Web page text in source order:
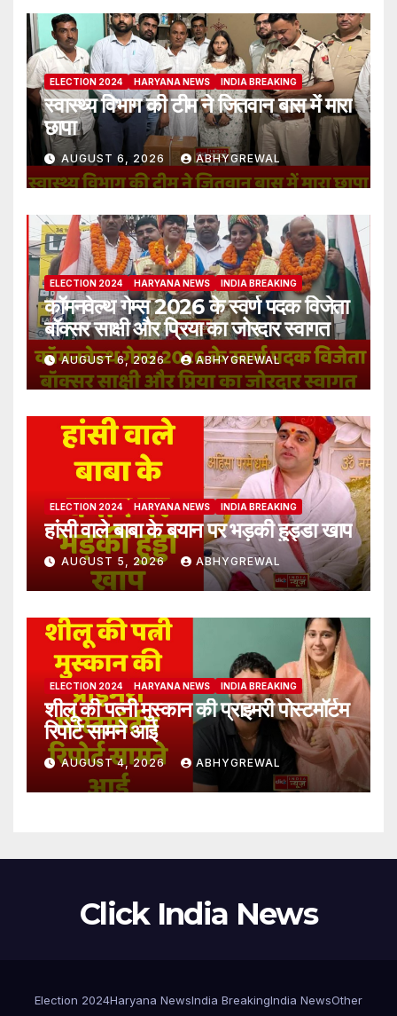
ELECTION 2024 HARYANA NEWS INDIA BREAKING
स्वास्थ्य विभाग की टीम ने जितवान बास में मारा
छापा
AUGUST 6, 2026 ABHYGREWAL
ELECTION 2024 HARYANA NEWS INDIA BREAKING
कॉमनवेल्थ गेम्स 2026 के स्वर्ण पदक विजेता
बॉक्सर साक्षी और प्रिया का जोरदार स्वागत
AUGUST 6, 2026 ABHYGREWAL
ELECTION 2024 HARYANA NEWS INDIA BREAKING
हांसी वाले बाबा के बयान पर भड़की हुड्डा खाप
AUGUST 5, 2026 ABHYGREWAL
ELECTION 2024 HARYANA NEWS INDIA BREAKING
शीलू की पत्नी मुस्कान की प्राइमरी पोस्टमॉर्टम
रिपोर्ट सामने आई
AUGUST 4, 2026 ABHYGREWAL
Click India News
Election 2024Haryana NewsIndia BreakingIndia NewsOther